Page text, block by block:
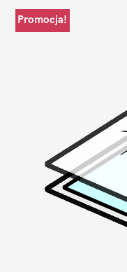
bocznego
Promocja!